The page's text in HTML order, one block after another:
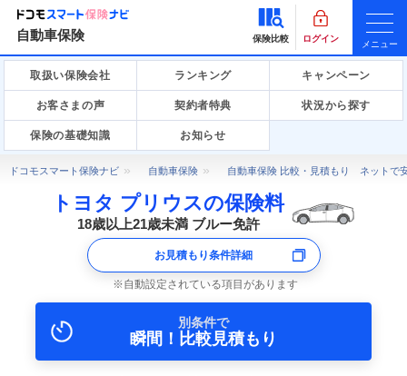
自動車保険 保険比較 ログイン
メニュー
取扱い保険会社 ランキング キャンペーン
お客さまの声 契約者特典 状況から探す
保険の基礎知識 お知らせ
ドコモスマート保険ナビ 自動車保険 自動車保険 比較・見積もり ネットで
トヨタ プリウスの保険料
18歳以上21歳未満 ブルー免許
お見積もり条件詳細
自動設定されている項目があります
別条件で
瞬間！比較見積もり